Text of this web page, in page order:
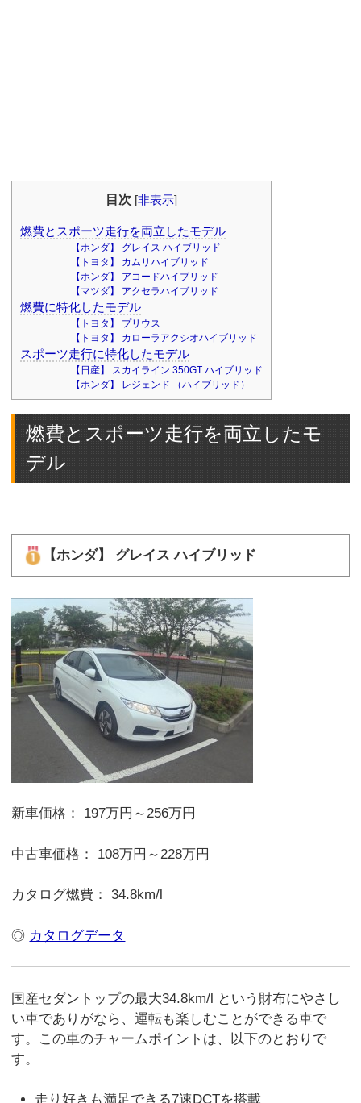
目次 [非表示]
燃費とスポーツ走行を両立したモデル
【ホンダ】 グレイス ハイブリッド
【トヨタ】 カムリハイブリッド
【ホンダ】 アコードハイブリッド
【マツダ】 アクセラハイブリッド
燃費に特化したモデル
【トヨタ】 プリウス
【トヨタ】 カローラアクシオハイブリッド
スポーツ走行に特化したモデル
【日産】 スカイライン 350GT ハイブリッド
【ホンダ】 レジェンド （ハイブリッド）
燃費とスポーツ走行を両立したモ
デル
【ホンダ】 グレイス ハイブリッド
新車価格： 197万円～256万円
中古車価格： 108万円～228万円
カタログ燃費： 34.8km/l
◎ カタログデータ
国産セダントップの最大34.8km/l という財布にやさし
い車でありがなら、運転も楽しむことができる車で
す。この車のチャームポイントは、以下のとおりで
す。
走り好きも満足できる7速DCTを搭載